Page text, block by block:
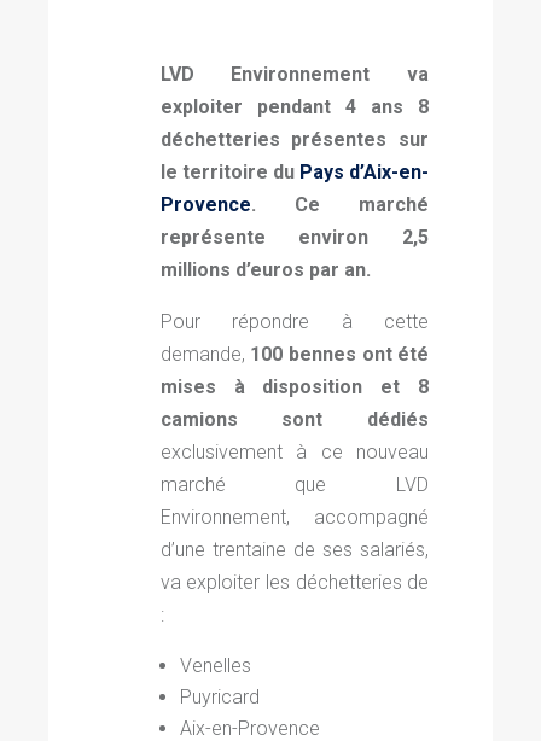
LVD Environnement va
exploiter pendant 4 ans 8
déchetteries présentes sur
le territoire du Pays d’Aix-en-
Provence. Ce marché
représente environ 2,5
millions d’euros par an.
Pour répondre à cette
demande, 100 bennes ont été
mises à disposition et 8
camions sont dédiés
exclusivement à ce nouveau
marché que LVD
Environnement, accompagné
d’une trentaine de ses salariés,
va exploiter les déchetteries de
:
Venelles
Puyricard
Aix-en-Provence